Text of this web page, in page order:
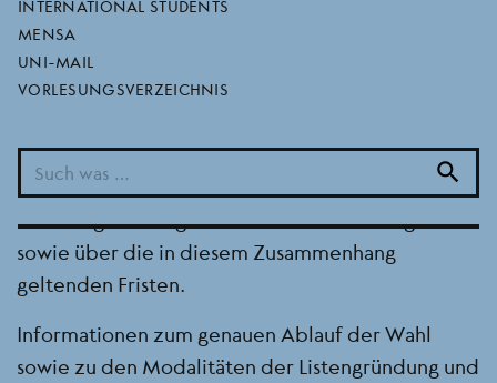
INTERNATIONAL STUDENTS
MENSA
UNI-MAIL
VORLESUNGSVERZEICHNIS
search
Der studentische Wahlausschuss plant, organisiert
und führt die Wahlen zum
Studierendenparlament (StuPa), zu den
durch. Dabei entscheidet er auf Grundlage des
Wahlrechts der Studierendenschaft über die
Zulassung der eingereichten Wahlvorschlagslisten
sowie über die in diesem Zusammenhang
geltenden Fristen.
Informationen zum genauen Ablauf der Wahl
sowie zu den Modalitäten der Listengründung und